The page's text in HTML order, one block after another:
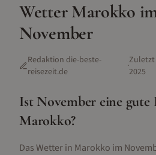
WetterMarokko
November
Redaktion die-beste-
reisezeit.de
·2025
Ist November eine gute
Marokko?
Das Wetter in Marokko im